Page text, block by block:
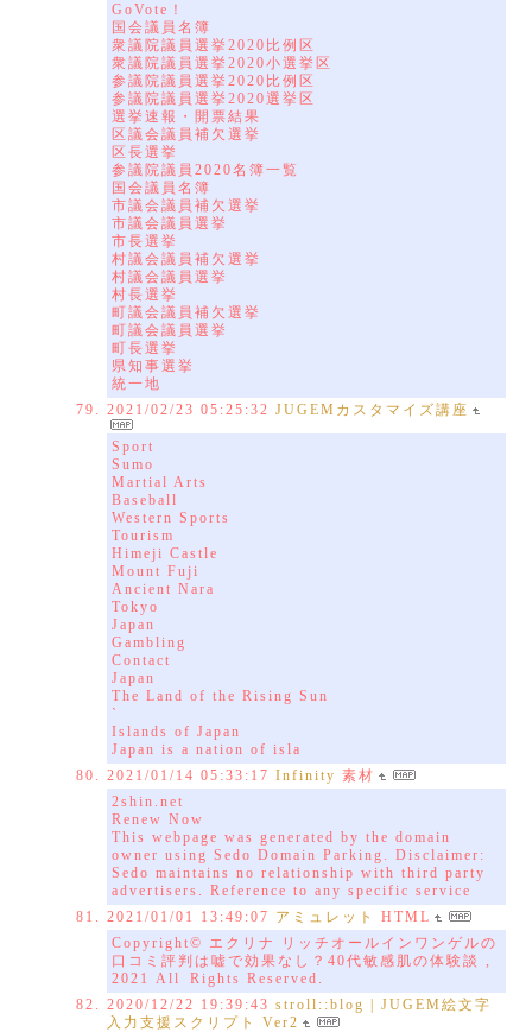
GoVote！
国会議員名簿
衆議院議員選挙2020比例区
衆議院議員選挙2020小選挙区
参議院議員選挙2020比例区
参議院議員選挙2020選挙区
選挙速報・開票結果
区議会議員補欠選挙
区長選挙
参議院議員2020名簿一覧
国会議員名簿
市議会議員補欠選挙
市議会議員選挙
市長選挙
村議会議員補欠選挙
村議会議員選挙
村長選挙
町議会議員補欠選挙
町議会議員選挙
町長選挙
県知事選挙
統一地
2021/02/23 05:25:32 JUGEMカスタマイズ講座
Sport
Sumo
Martial Arts
Baseball
Western Sports
Tourism
Himeji Castle
Mount Fuji
Ancient Nara
Tokyo
Japan
Gambling
Contact
Japan
The Land of the Rising Sun
`
Islands of Japan
Japan is a nation of isla
2021/01/14 05:33:17 Infinity 素材
2shin.net
Renew Now
This webpage was generated by the domain
owner using Sedo Domain Parking. Disclaimer:
Sedo maintains no relationship with third party
advertisers. Reference to any specific service
2021/01/01 13:49:07 アミュレット
HTML
Copyright© エクリナ リッチオールインワンゲルの
口コミ評判は嘘で効果なし？40代敏感肌の体験談 ,
2021 All Rights Reserved.
2020/12/22 19:39:43 stroll::blog | JUGEM絵文字
入力支援スクリプト Ver2